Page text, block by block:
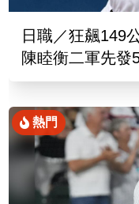
日職／狂飆149
陳睦衡二軍先發
熱門